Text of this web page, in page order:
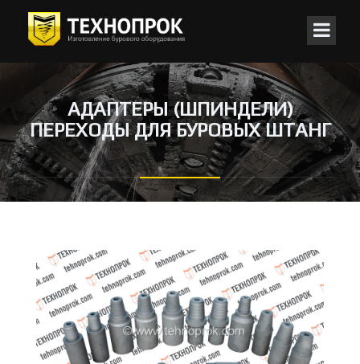
АДАПТЕРЫ (ШПИНДЕЛИ)
ПЕРЕХОДЫ ДЛЯ БУРОВЫХ ШТАНГ